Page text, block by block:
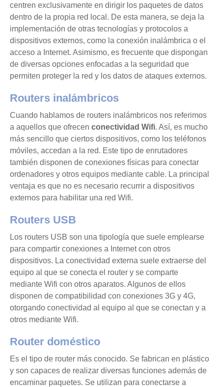
centren exclusivamente en dirigir los paquetes de datos
dentro de la propia red local. De esta manera, se deja la
implementación de otras tecnologías y protocolos a
dispositivos externos, como la conexión inalámbrica o el
acceso a Internet. Asimismo, es frecuente que dispongan
de diversas opciones enfocadas a la seguridad que
permiten proteger la red y los datos de ataques externos.
Routers inalámbricos
Cuando hablamos de routers inalámbricos nos referimos
a aquellos que ofrecen conectividad Wifi. Así, es mucho
más sencillo que ciertos dispositivos, como los teléfonos
móviles, accedan a la red. Este tipo de enrutadores
también disponen de conexiones físicas para conectar
ordenadores y otros equipos mediante cable. La principal
ventaja es que no es necesario recurrir a dispositivos
externos para habilitar una red Wifi.
Routers USB
Los routers USB son una tipología que suele emplearse
para compartir conexiones a Internet con otros
dispositivos. La conectividad externa suele extraerse del
equipo al que se conecta el router y se comparte
mediante Wifi con otros aparatos. Algunos de ellos
disponen de compatibilidad con conexiones 3G y 4G,
otorgando conectividad al equipo al que se conectan y a
otros mediante Wifi.
Router doméstico
Es el tipo de router más conocido. Se fabrican en plástico
y son capaces de realizar diversas funciones además de
encaminar paquetes. Se utilizan para conectarse a